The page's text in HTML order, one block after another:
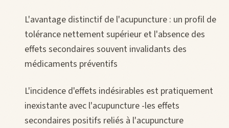
L'avantage distinctif de l'acupuncture : un profil de
tolérance nettement supérieur et l'absence des
effets secondaires souvent invalidants des
médicaments préventifs
L'incidence d'effets indésirables est pratiquement
inexistante avec l'acupuncture -les effets
secondaires positifs reliés à l'acupuncture